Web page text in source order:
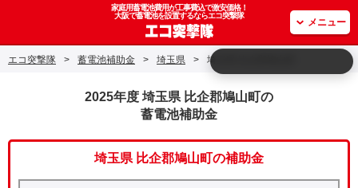
家庭用蓄電池費用が工事費込で激安価格！
大阪で蓄電池を設置するならエコ突撃隊
メニュー
エコ突撃隊 > 蓄電池補助金 > 埼玉県 > 埼玉県 比企郡鳩山町
2025年度 埼玉県 比企郡鳩山町の
蓄電池補助金
埼玉県 比企郡鳩山町の補助金